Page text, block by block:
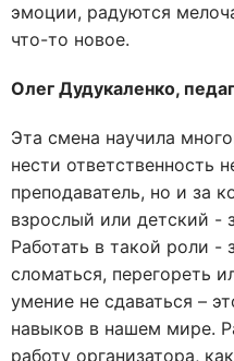
эмоции, радуются
что-то новое.
Олег Дудукаленко,
Эта смена научила
нести ответственность
преподаватель, но и за
взрослый или детский -
Работать в такой роли -
сломаться, перегореть
умение не сдаваться –
навыков в нашем мире.
работу организатора,